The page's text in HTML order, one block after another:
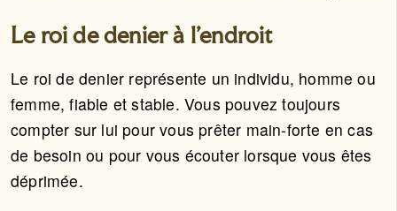
Le roi de denier à l'endroit
Le roi de denier représente un individu, homme ou
femme, fiable et stable. Vous pouvez toujours
compter sur lui pour vous prêter main-forte en cas
de besoin ou pour vous écouter lorsque vous êtes
déprimée.